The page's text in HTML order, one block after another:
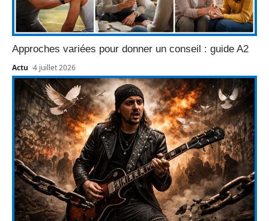
Approches variées pour donner un conseil : guide A2
Actu 4 juillet 2026